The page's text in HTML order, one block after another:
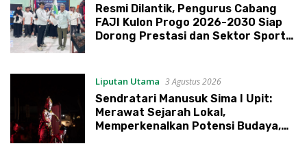
Resmi Dilantik, Pengurus Cabang
FAJI Kulon Progo 2026-2030 Siap
Dorong Prestasi dan Sektor Sport
Liputan Utama 3 Agustus 2026
Sendratari Manusuk Sima I Upit:
Merawat Sejarah Lokal,
Memperkenalkan Potensi Budaya,